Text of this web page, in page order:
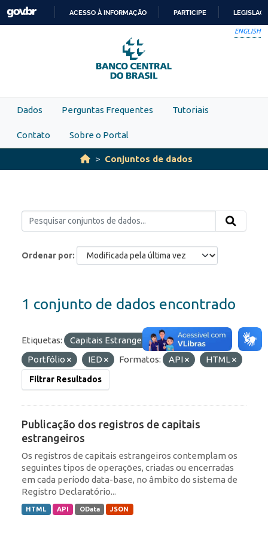
Skip to main content
PARA
O
CONTEÚDO
ACESSO À INFORMAÇÃO PARTICIPE
ENGLISH
Dados Perguntas Frequentes Tutoriais
Contato Sobre o Portal
Conjuntos de dados
Ordenar por
1 conjunto de dados encontrado
Etiquetas: Capitais Estrangeiros
RDE
Portfólio
IED Formatos: API HTML
Filtrar Resultados
Publicação dos registros de capitais
estrangeiros
Os registros de capitais estrangeiros contemplam os
seguintes tipos de operações, criadas ou encerradas
em cada período data-base, no âmbito do sistema de
Registro Declaratório...
HTML API OData JSON